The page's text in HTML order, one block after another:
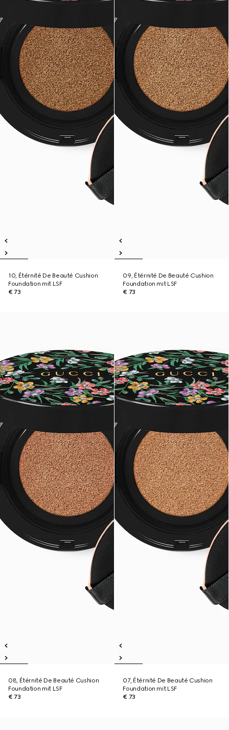
10, Étérnité De Beauté Cushion
Foundation mit LSF
€ 73
09, Étérnité De Beauté Cushion
Foundation mit LSF
€ 73
08, Étérnité De Beauté Cushion
Foundation mit LSF
€ 73
07, Étérnité De Beauté Cushion
Foundation mit LSF
€ 73